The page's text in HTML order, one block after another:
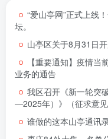
“爱山亭网”正式上线
坛。
山亭区关于8月31日
【重要通知】疫情当
业务的通告
我区召开《新一轮突
—2025年）》（征求意
谁做的这本山亭通讯